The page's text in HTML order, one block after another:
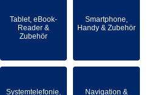
Tablet, eBook-
Reader &
Zubehör
Smartphone,
Handy & Zubehör
Systemtelefonie,
Navigation &